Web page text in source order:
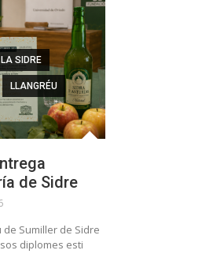
SIDRE
LLANGRÉU
de Sidre
de Sumiller de Sidre
diplomes esti